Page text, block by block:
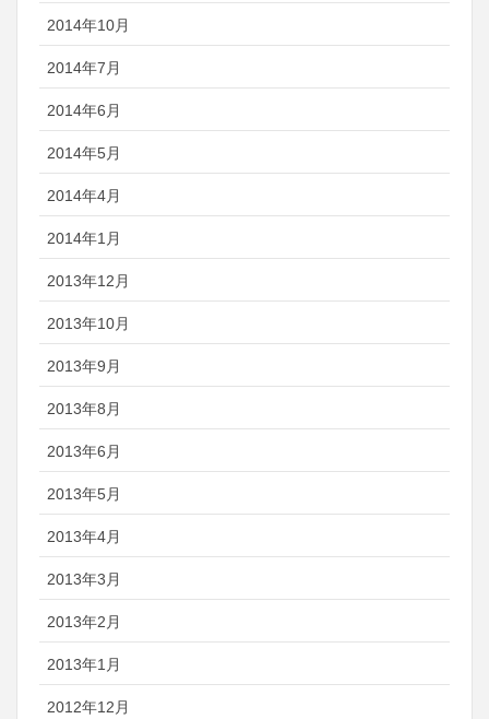
2014年10月
2014年7月
2014年6月
2014年5月
2014年4月
2014年1月
2013年12月
2013年10月
2013年9月
2013年8月
2013年6月
2013年5月
2013年4月
2013年3月
2013年2月
2013年1月
2012年12月